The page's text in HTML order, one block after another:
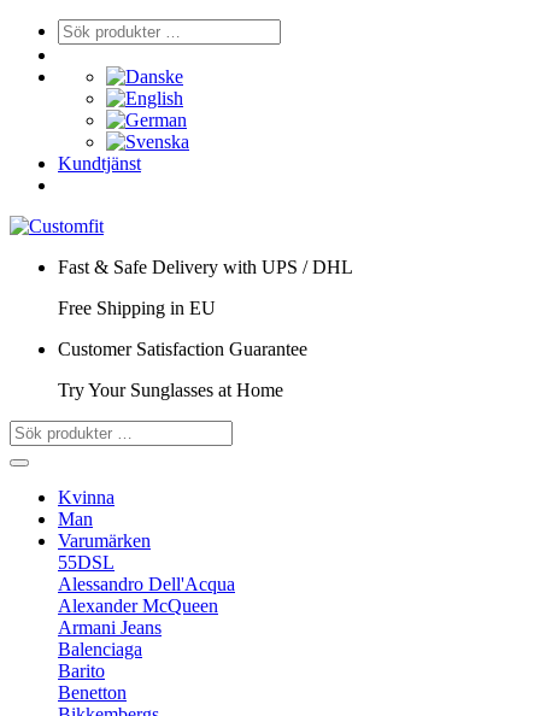
Kundtjänst
Fast & Safe Delivery with UPS / DHL
Free Shipping in EU
Customer Satisfaction Guarantee
Try Your Sunglasses at Home
Kvinna
Man
Varumärken
55DSL
Alessandro Dell'Acqua
Alexander McQueen
Armani Jeans
Balenciaga
Barito
Benetton